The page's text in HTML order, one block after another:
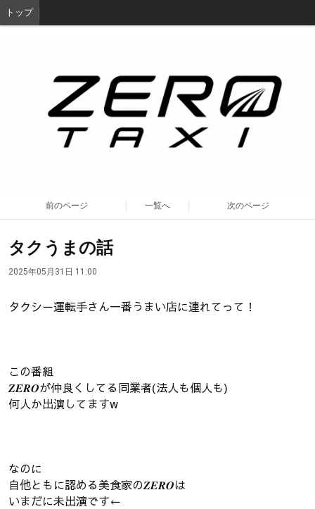
トップ
前のページ 一覧へ 次のページ
タクうまの話
2025年05月31日 11:00
タクシー運転手さん一番うまい店に連れてって！
この番組
𝒁𝑬𝑹𝑶が仲良くしてる同業者(法人も個人も)
何人か出演してますw
なのに
自他ともに認める美食家の𝒁𝑬𝑹𝑶は
いまだに未出演です←